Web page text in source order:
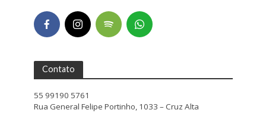
Contato
55 99190 5761
Rua General Felipe Portinho, 1033 – Cruz Alta